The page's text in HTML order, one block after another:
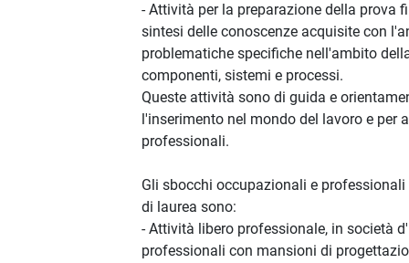
- Attività per la preparazione della prova
sintesi delle conoscenze acquisite con
problematiche specifiche nell'ambito
componenti, sistemi e processi.
Queste attività sono di guida e
l'inserimento nel mondo del lavoro e per
professionali.
Gli sbocchi occupazionali e
di laurea sono:
- Attività libero professionale, in società
professionali con mansioni di